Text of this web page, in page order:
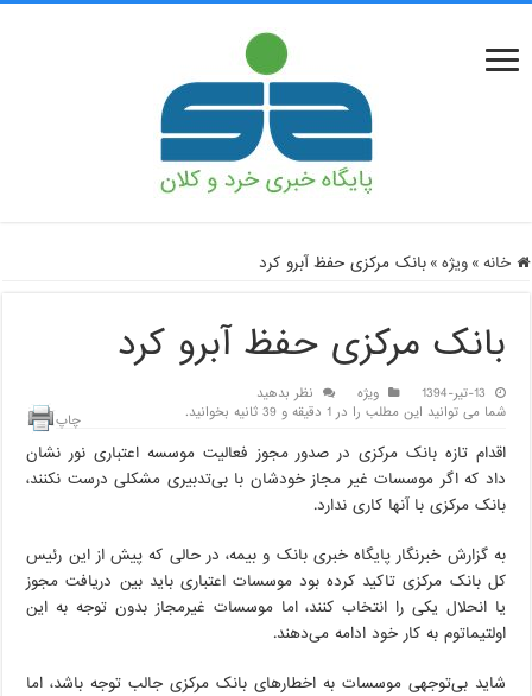
خانه » ویژه » بانک مرکزی حفظ آبرو کرد
بانک مرکزی حفظ آبرو کرد
13-تیر-1394 ویژه
نظر بدهید
شما می توانید این مطلب را در 1 دقیقه و 39 ثانیه بخوانید.
چاپ
اقدام تازه بانک مرکزی در صدور مجوز فعالیت موسسه اعتباری نور نشان
داد که اگر موسسات غیر مجاز خودشان با بی‌تدبیری مشکلی درست نکنند،
بانک مرکزی با آنها کاری ندارد.
به گزارش خبرنگار پایگاه خبری بانک و بیمه، در حالی که پیش از این رئیس
کل بانک مرکزی تاکید کرده بود موسسات اعتباری باید بین دریافت مجوز
یا انحلال یکی را انتخاب کنند، اما موسسات غیرمجاز بدون توجه به این
اولتیماتوم به کار خود ادامه می‌دهند.
شاید بی‌توجهی موسسات به اخطارهای بانک مرکزی جالب توجه باشد، اما